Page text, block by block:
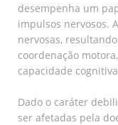
desempenha um
impulsos nervosos.
nervosas,
coordenação
capacidade
Dado o caráter
ser afetadas pela